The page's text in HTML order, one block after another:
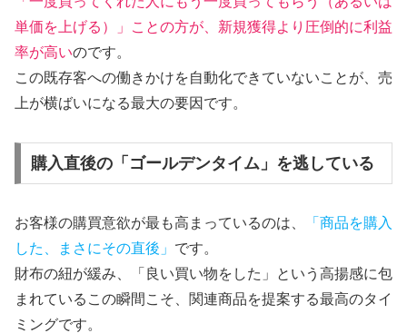
単価を上げる）」ことの方が、新規獲得より圧倒的に利益
率が高いのです。
この既存客への働きかけを自動化できていないことが、売
上が横ばいになる最大の要因です。
購入直後の「ゴールデンタイム」を逃している
お客様の購買意欲が最も高まっているのは、
「商品を購入
した、まさにその直後」 です。
財布の紐が緩み、「良い買い物をした」という高揚感に包
まれているこの瞬間こそ、関連商品を提案する最高のタイ
ミングです。